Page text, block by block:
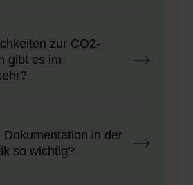
zur CO2-
gibt es im
Dokumentation in der
so wichtig?